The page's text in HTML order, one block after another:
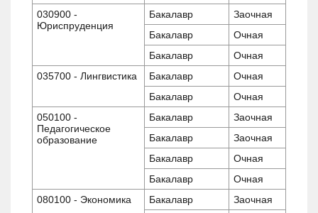
030900 -
Юриспруденция
Бакалавр
Заочная
Бакалавр
Очная
Бакалавр
Очная
035700 - Лингвистика
Бакалавр
Очная
Бакалавр
Очная
050100 -
Педагогическое
образование
Бакалавр
Заочная
Бакалавр
Заочная
Бакалавр
Очная
Бакалавр
Очная
080100 - Экономика
Бакалавр
Заочная